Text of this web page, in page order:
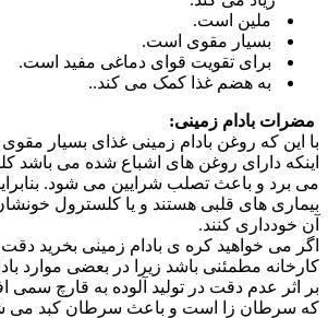
ملین است.
بسیار مقوی است.
برای تقویت قوای دماغی مفید است.
به هضم غذا کمک می کند..
مضرات بادام زمینی:
با این که روغن بادام زمینی غذای بسیار
اینکه دارای روغن های اشباع شده می باشد
می برد و باعث تصلب شرایین می شود.
بیماری های قلبی هستند و یا کلسترول
آن خودداری کنند.
اگر می خواهید کره ی بادام زمینی بخرید دقت
کارخانه مطمئنی باشد زیرا در بعضی موارد
بر اثر عدم دقت در تولید آلوده به قارچ سمی
که سرطان زا است و باعث سرطان کبد می